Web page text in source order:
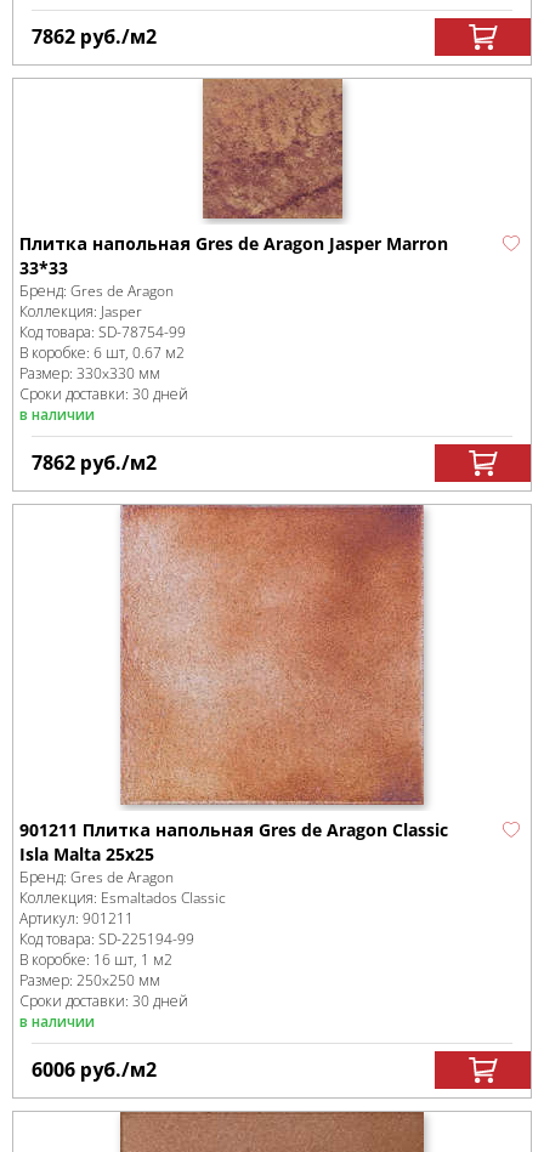
7862 руб./м2
Плитка напольная Gres de Aragon Jasper Marron
33*33
Бренд: Gres de Aragon
Коллекция: Jasper
Код товара: SD-78754-99
В коробке: 6 шт, 0.67 м2
Размер: 330x330 мм
Сроки доставки: 30 дней
в наличии
7862 руб./м2
901211 Плитка напольная Gres de Aragon Classic
Isla Malta 25x25
Бренд: Gres de Aragon
Коллекция: Esmaltados Classic
Артикул: 901211
Код товара: SD-225194-99
В коробке: 16 шт, 1 м2
Размер: 250x250 мм
Сроки доставки: 30 дней
в наличии
6006 руб./м2